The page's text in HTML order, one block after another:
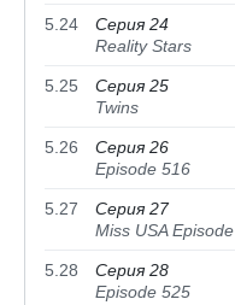
5.24
Серия 24
Reality Stars
5.25
Серия 25
Twins
5.26
Серия 26
Episode 516
5.27
Серия 27
Miss USA Episode
5.28
Серия 28
Episode 525